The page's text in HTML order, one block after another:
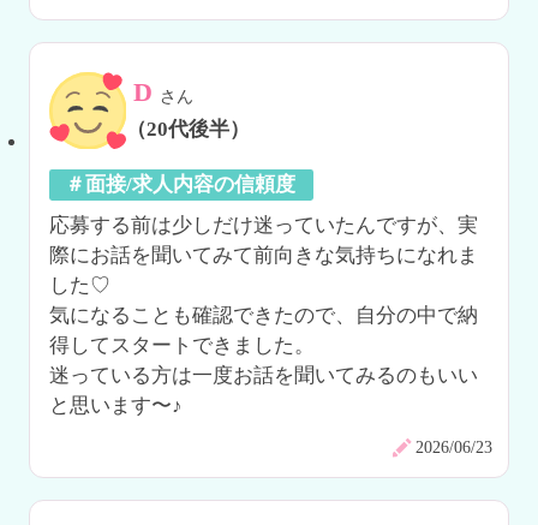
D さん
（20代後半）
＃面接/求人内容の信頼度
応募する前は少しだけ迷っていたんですが、実
際にお話を聞いてみて前向きな気持ちになれま
した♡
気になることも確認できたので、自分の中で納
得してスタートできました。
迷っている方は一度お話を聞いてみるのもいい
と思います〜♪
2026/06/23